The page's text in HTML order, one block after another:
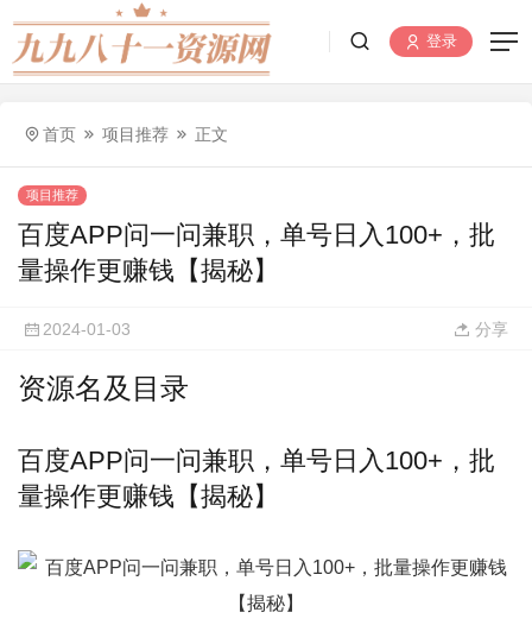
登录
首页 项目推荐 正文
项目推荐
百度APP问一问兼职，单号日入100+，批
量操作更赚钱【揭秘】
2024-01-03 分享
资源名及目录
百度APP问一问兼职，单号日入100+，批
量操作更赚钱【揭秘】